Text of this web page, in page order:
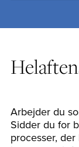
Arbejder du
Sidder du for
processer,